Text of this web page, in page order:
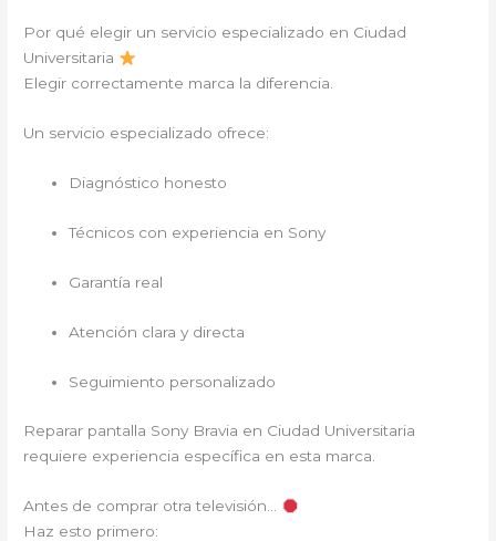
Por qué elegir un servicio especializado en Ciudad
Universitaria
Elegir correctamente marca la diferencia.
Un servicio especializado ofrece:
Diagnóstico honesto
Técnicos con experiencia en Sony
Garantía real
Atención clara y directa
Seguimiento personalizado
Reparar pantalla Sony Bravia en Ciudad Universitaria
requiere experiencia específica en esta marca.
Antes de comprar otra televisión…
Haz esto primero: